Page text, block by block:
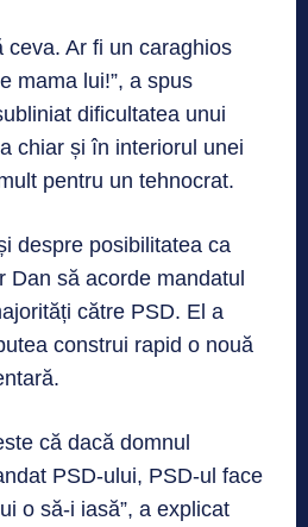
ceva. Ar fi un caraghios
mama lui!”, a spus
dificultatea unui
chiar și în interiorul unei
pentru un tehnocrat.
despre posibilitatea ca
Dan să acorde mandatul
către PSD. El a
construi rapid o nouă
că dacă domnul
PSD-ului, PSD-ul face
o să-i iasă”, a explicat